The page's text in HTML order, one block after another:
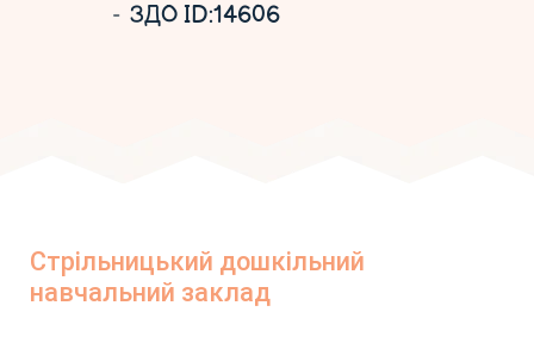
ЗДО ID:14606
Стрільницький дошкільний
навчальний заклад